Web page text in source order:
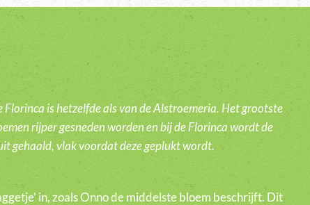
Florinca is hetzelfde als van de Alstroemeria. Het grootste
rijper gesneden worden en bij de Florinca wordt de
gehaald, vlak voordat deze geplukt wordt.
in, zoals Onno de middelste bloem beschrijft. Dit